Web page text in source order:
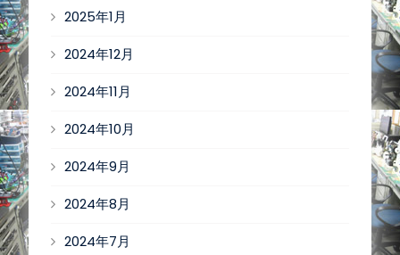
2025年1月
2024年12月
2024年11月
2024年10月
2024年9月
2024年8月
2024年7月